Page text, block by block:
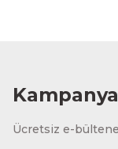
Ücretsiz e-